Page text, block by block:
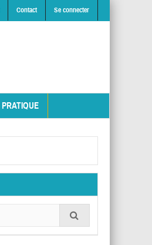
Contact Se connecter
PRATIQUE